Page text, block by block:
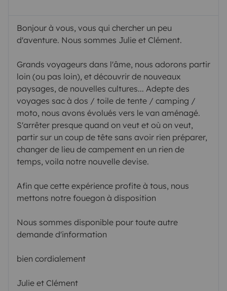
Bonjour à vous, vous qui chercher un peu
d'aventure. Nous sommes Julie et Clément.
Grands voyageurs dans l'âme, nous adorons partir
loin (ou pas loin), et découvrir de nouveaux
paysages, de nouvelles cultures... Adepte des
voyages sac à dos / toile de tente / camping /
moto, nous avons évolués vers le van aménagé.
S'arrêter presque quand on veut et où on veut,
partir sur un coup de tête sans avoir rien préparer,
changer de lieu de campement en un rien de
temps, voila notre nouvelle devise.
Afin que cette expérience profite à tous, nous
mettons notre fouegon à disposition
Nous sommes disponible pour toute autre
demande d'information
bien cordialement
Julie et Clément